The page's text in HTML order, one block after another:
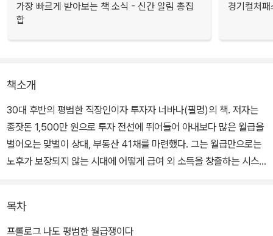
가장 빠르게 받아보는 책 소식 - 신간 알림 총집
합
경기컬처
책소개
30대 후반의 평범한 직장인이자 투자자 너바나(필명)의 책. 저자는
종잣돈 1,500만 원으로 투자 전선에 뛰어들어 아내보다 많은 월급을
벌어오는 맞벌이 상대, 부동산 41채를 마련했다. 그는 월급만으로는
노후가 보장되지 않는 시대에 어떻게 급여 외 소득을 창출하는 시스
이 책의 차별적 장점은 매월 일정 수준의 월급을 받는 직장인이라면
누구나 할 수 있는 투자법을 알려준다는 데 있다. 이른바 ‘10년간 10
목차
프롤로그 나도 평범한 월급쟁이다